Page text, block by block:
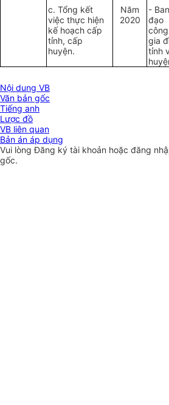
c. Tổng kết
việc thực hiện
kế hoạch cấp
tỉnh, cấp
huyện.
Năm
2020
-
đạo
gia
tỉnh
Nội dung VB
Văn bản gốc
Tiếng anh
Lược đồ
VB liên quan
Bản án áp dụng
Vui lòngĐăng ký tài khoản hoặc đăng
gốc.